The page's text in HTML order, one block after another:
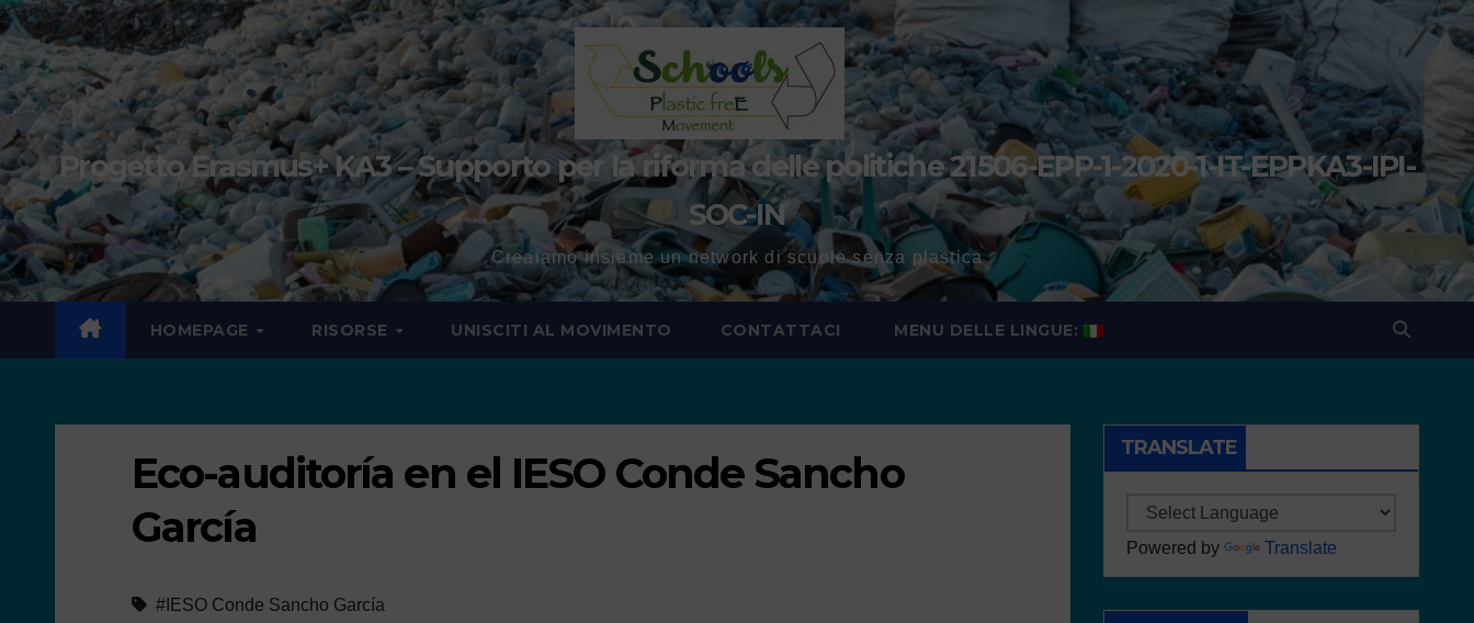
Progetto Erasmus+ KA3 – Supporto per la riforma delle politiche 21506-EPP-1-2020-1-IT-EPPKA3-IPI-
SOC-IN
Creaiamo insieme un network di scuole senza plastica
HOMEPAGE RISORSE UNISCITI AL MOVIMENTO CONTATTACI MENU DELLE LINGUE:
Eco-auditoría en el IESO Conde Sancho
García
#IESO Conde Sancho García
TRANSLATE
Powered by Translate